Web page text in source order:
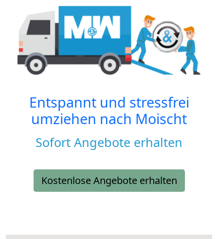
Entspannt und stressfrei
umziehen nach Moischt
Sofort Angebote erhalten
Kostenlose Angebote erhalten